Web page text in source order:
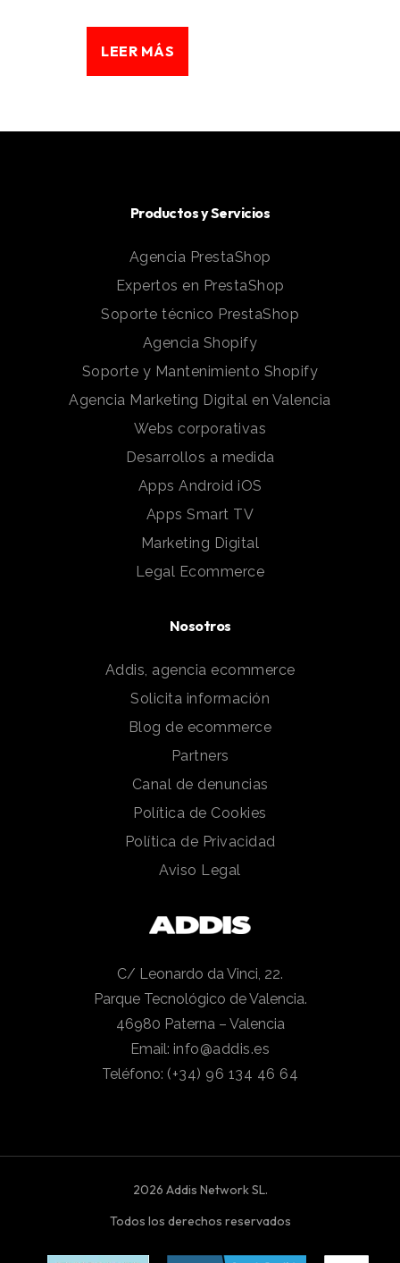
LEER MÁS
Productos y Servicios
Agencia PrestaShop
Expertos en PrestaShop
Soporte técnico PrestaShop
Agencia Shopify
Soporte y Mantenimiento Shopify
Agencia Marketing Digital en Valencia
Webs corporativas
Desarrollos a medida
Apps Android iOS
Apps Smart TV
Marketing Digital
Legal Ecommerce
Nosotros
Addis, agencia ecommerce
Solicita información
Blog de ecommerce
Partners
Canal de denuncias
Política de Cookies
Política de Privacidad
Aviso Legal
C/ Leonardo da Vinci, 22.
Parque Tecnológico de Valencia.
46980 Paterna – Valencia
Email: info@addis.es
Teléfono: (+34) 96 134 46 64
2026 Addis Network SL.
Todos los derechos reservados